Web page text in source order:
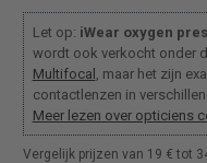
Let op: iWear oxygen
wordt ook verkocht onder
Multifocal , maar het zijn
contactlenzen in
Meer lezen over opticiens
Vergelijk prijzen van 19 € tot